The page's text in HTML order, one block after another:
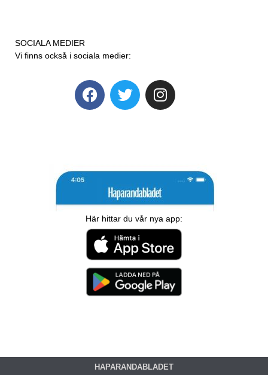
SOCIALA MEDIER
Vi finns också i sociala medier:
Här hittar du vår nya app:
HAPARANDABLADET